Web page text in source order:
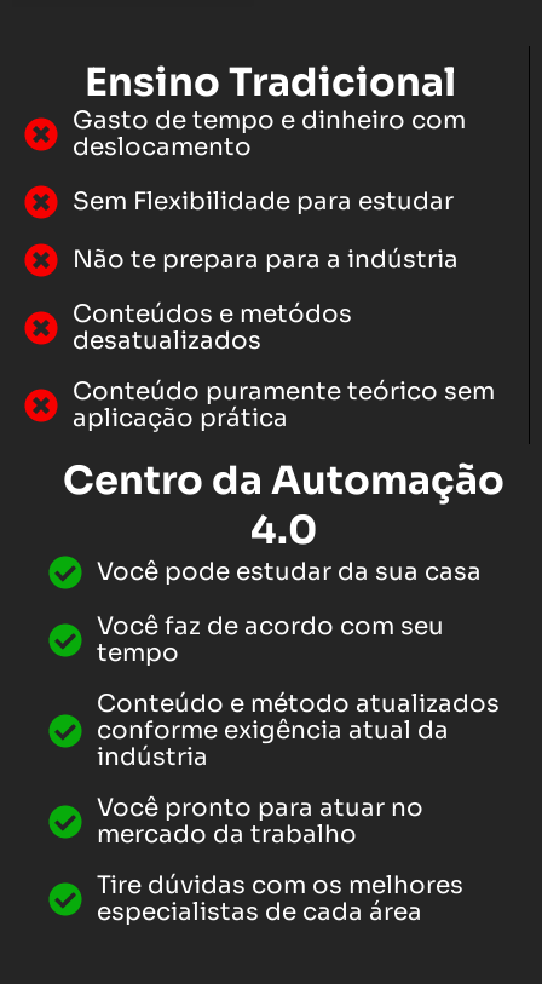
Ensino Tradicional
Gasto de tempo e dinheiro com
deslocamento
Sem Flexibilidade para estudar
Não te prepara para a indústria
Conteúdos e metódos
desatualizados
Conteúdo puramente teórico sem
aplicação prática
Centro da Automação
4.0
Você pode estudar da sua casa
Você faz de acordo com seu
tempo
Conteúdo e método atualizados
conforme exigência atual da
indústria
Você pronto para atuar no
mercado da trabalho
Tire dúvidas com os melhores
especialistas de cada área